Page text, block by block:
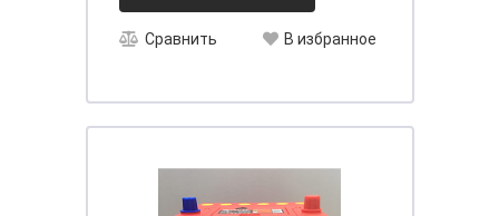
Сравнить В избранное